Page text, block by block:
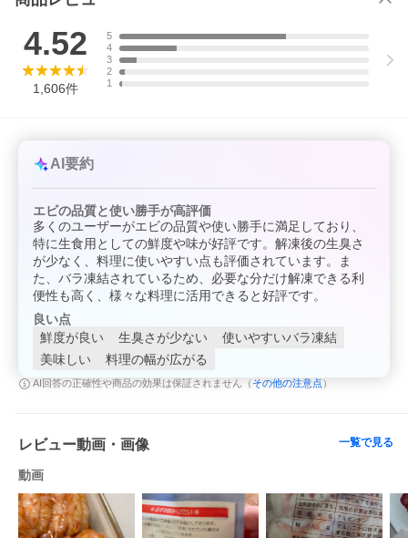
4.52
1,606件
5
4
3
2
1
AI要約
エビの品質と使い勝手が高評価
多くのユーザーがエビの品質や使い勝手に満足しており、
特に生食用としての鮮度や味が好評です。解凍後の生臭さ
が少なく、料理に使いやすい点も評価されています。ま
た、バラ凍結されているため、必要な分だけ解凍できる利
便性も高く、様々な料理に活用できると好評です。
良い点
鮮度が良い
生臭さが少ない
使いやすいバラ凍結
美味しい
料理の幅が広がる
AI回答の正確性や商品の効果は保証されません（ その他の注意点 ）
レビュー動画・画像 一覧で見る
動画